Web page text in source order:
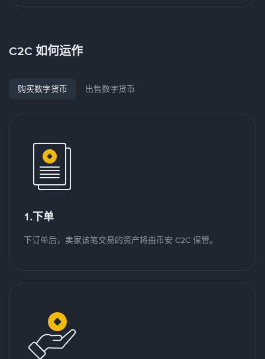
C2C 如何运作
购买数字货币 出售数字货币
1.下单
下订单后，卖家该笔交易的资产将由币安 C2C 保管。